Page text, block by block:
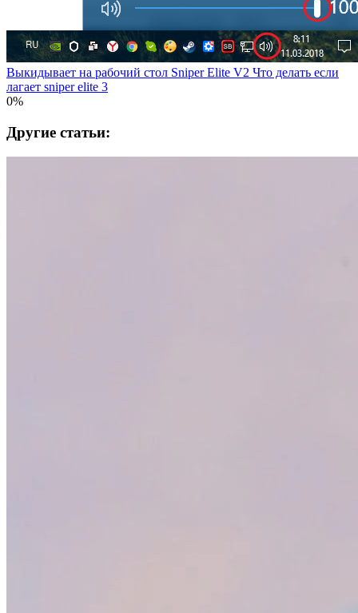
Выкидывает на рабочий стол Sniper Elite V2 Что делать если
лагает sniper elite 3
0%
Другие статьи: